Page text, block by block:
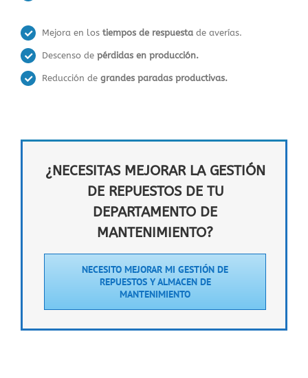
Mejora en lostiempos de respuestade averías.
Descenso depérdidas en producción.
Reducción degrandes paradas productivas.
¿NECESITAS MEJORAR LA GESTIÓN
DE REPUESTOS DE TU
DEPARTAMENTO DE
MANTENIMIENTO?
NECESITO MEJORAR MI GESTIÓN DE
REPUESTOS Y ALMACEN DE
MANTENIMIENTO